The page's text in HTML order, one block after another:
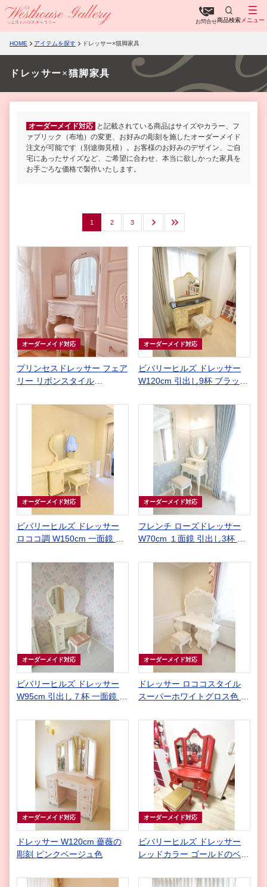
お問合せ商品検索 メニュー
HOME アイテムを探す ドレッサー×猫脚家具
ドレッサー×猫脚家具
オーダーメイド対応 と記載されている商品はサイズやカラー、フ
ァブリック（布地）の変更、お好みの彫刻を施したオーダーメイド
注文が可能です（別途御見積）。お客様のお好みのデザイン、ご自
宅にあったサイズなど、ご希望に合わせ、本当に欲しかった家具を
お手ごろな価格で製作いたします。
1 2 3 次へ 最後
オーダーメイド対応
プリンセスドレッサー フェア
リー リボンスタイル
スツールイニシャル&リボン
オーダーメイド対応
ビバリーヒルズ ドレッサー
W120cm 引出し9杯 ブラック
のガーランド彫刻 アンティー
クホワイト&ゴールド色
オーダーメイド対応
ビバリーヒルズ ドレッサー
ロココ調 W150cm 一面鏡 マ
き
オーダーメイド対応
フレンチ ローズドレッサー
W70cm １面鏡 引出し3杯 ホ
オーダーメイド対応
ビバリーヒルズ ドレッサー
W95cm 引出し７杯 一面鏡 ホ
ッセルの張地
オーダーメイド対応
ドレッサー ロココスタイル
スーパーホワイトグロス色 エ
き
オーダーメイド対応
ドレッサー W120cm 薔薇の
彫刻 ピンクベージュ色
オーダーメイド対応
ビバリーヒルズ ドレッサー
レッドカラー ゴールドのベル
げ